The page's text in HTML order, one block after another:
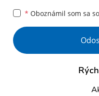
* Oboznámil som sa so
Google reCaptcha